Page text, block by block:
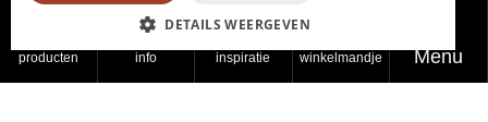
producten info inspiratie winkelmandje Menu
© 2026
Privacy
Cookiebeleid Toegankelijkheidsverklaring
DETAILS WEERGEVEN